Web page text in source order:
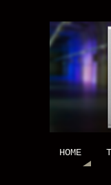
HOME